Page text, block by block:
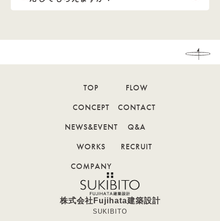
株式会社Fujihata建築設計
SUKIBITO
TOP
CONCEPT
NEWS&EVENT
WORKS
COMPANY
FLOW
CONTACT
Q&A
RECRUIT